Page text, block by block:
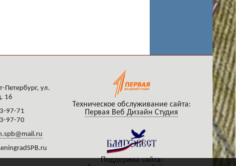
Петербург, ул.
16
97-71
97-70
Техническое обслуживание сайта:
Первая Веб Дизайн Студия
Поддержка сайта: